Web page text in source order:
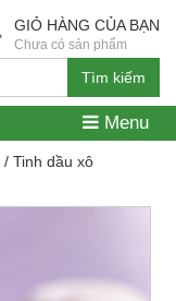
Tìm kiếm
GIỎ HÀNG CỦA BẠN
Chưa có sản phẩm
Menu
/ Tinh dầu xô